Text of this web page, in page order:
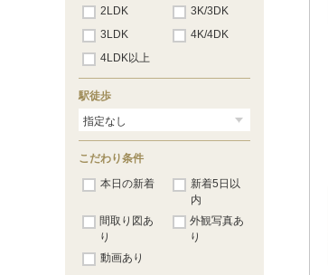
2LDK
3K/3DK
3LDK
4K/4DK
4LDK以上
駅徒歩
こだわり条件
本日の新着
新着5日以
内
間取り図あ
り
外観写真あ
り
動画あり